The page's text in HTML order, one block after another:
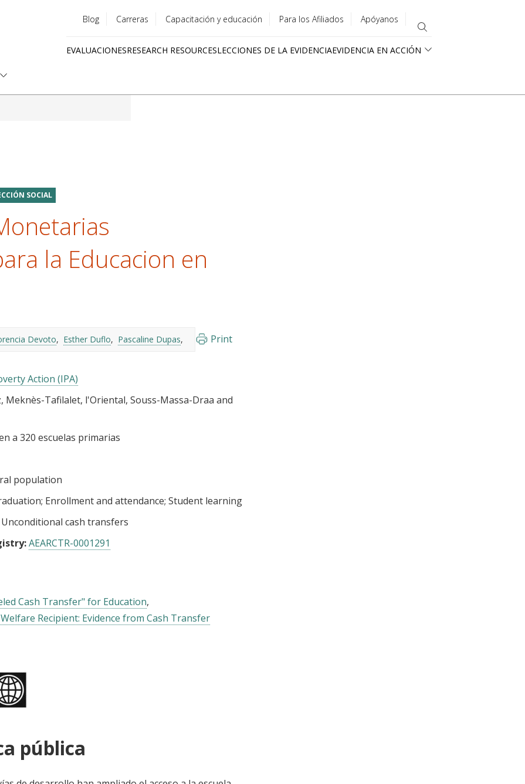
menu
Blog Carreras Capacitación y educación Para los Afiliados Apóyanos
EVALUACIONESRESEARCH RESOURCESLECCIONES DE LA EVIDENCIAEVIDENCIA EN ACCIÓN
SOCIAL
la Educacion en
Devoto Esther Duflo Pascaline Dupas Print
Action (IPA)
Tafilalet, l'Oriental, Souss-Massa-Draa and
a 320 escuelas primarias
population
Enrollment and attendance Student learning
Unconditional cash transfers
AEARCTR-0001291
Cash Transfer" for Education
Recipient: Evidence from Cash Transfer
pública